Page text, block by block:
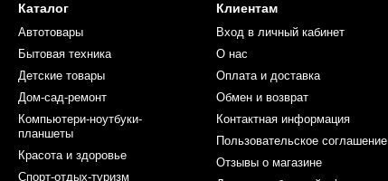
Каталог
Автотовары
Бытовая техника
Детские товары
Дом-сад-ремонт
Компьютери-ноутбуки-
планшеты
Красота и здоровье
Спорт-отдых-туризм
Клиентам
Вход в личный кабинет
О нас
Оплата и доставка
Обмен и возврат
Контактная информация
Пользовательское соглашение
Отзывы о магазине